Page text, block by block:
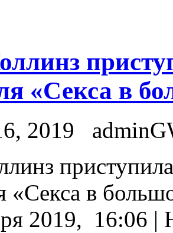
«Секса в
2019
«Секса в
2019, 16:06 |